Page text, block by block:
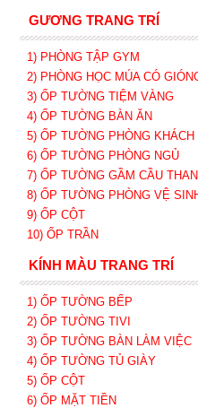
GƯƠNG TRANG TRÍ
1) PHÒNG TẬP GYM
2) PHÒNG HỌC MÚA CÓ
3) ỐP TƯỜNG TIỆM VÀNG
4) ỐP TƯỜNG BÀN ĂN
5) ỐP TƯỜNG PHÒNG KHÁCH
6) ỐP TƯỜNG PHÒNG NGỦ
7) ỐP TƯỜNG GẦM CẦU
8) ỐP TƯỜNG PHÒNG VỆ
9) ỐP CỘT
10) ỐP TRẦN
KÍNH MÀU TRANG TRÍ
1) ỐP TƯỜNG BẾP
2) ỐP TƯỜNG TIVI
3) ỐP TƯỜNG BÀN LÀM VIỆC
4) ỐP TƯỜNG TỦ GIÀY
5) ỐP CỘT
6) ỐP MẶT TIỀN